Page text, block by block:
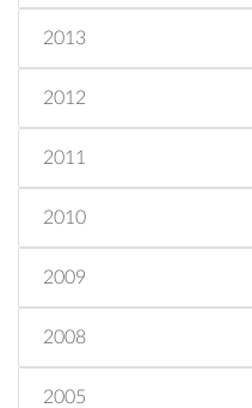
2013
2012
2011
2010
2009
2008
2005